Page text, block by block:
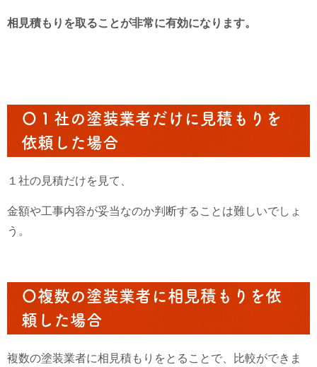
相見積もりを取ることが非常に有効になります。
〇１社の塗装業者だけに見積もりを
依頼した場合
１社の見積だけを見て、
金額や工事内容が妥当なのか判断することは難しいでしょ
う。
〇複数の塗装業者に相見積もりを依
頼した場合
複数の塗装業者に相見積もりをとることで、比較ができま